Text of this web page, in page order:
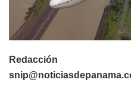
Redacción